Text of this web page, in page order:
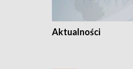
Aktualności